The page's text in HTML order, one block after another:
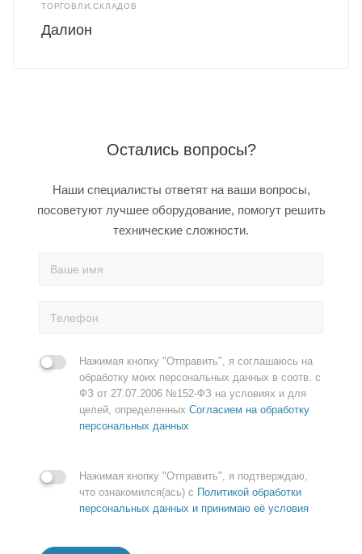
ТОРГОВЛИ,СКЛАДОВ
Далион
Остались вопросы?
Наши специалисты ответят на ваши вопросы,
посоветуют лучшее оборудование, помогут решить
технические сложности.
Нажимая кнопку "Отправить", я соглашаюсь на
обработку моих персональных данных в соотв. с
ФЗ от 27.07.2006 №152-ФЗ на условиях и для
целей, определенных Согласием на обработку
персональных данных
Нажимая кнопку "Отправить", я подтверждаю,
что ознакомился(ась) с Политикой обработки
персональных данных и принимаю её условия